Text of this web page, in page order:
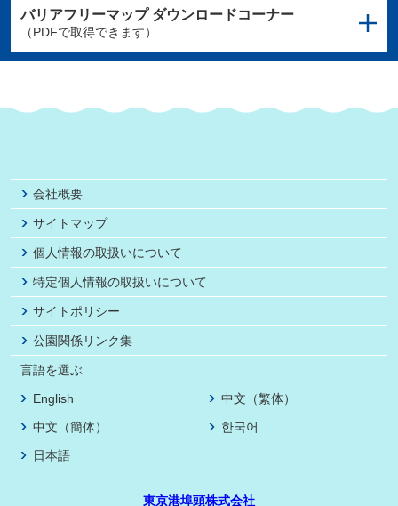
バリアフリーマップダウンロードコーナー
（PDFで取得できます）
会社概要
サイトマップ
個人情報の取扱いについて
特定個人情報の取扱いについて
サイトポリシー
公園関係リンク集
言語を選ぶ
English
中文（繁体）
中文（簡体）
한국어
日本語
東京港埠頭株式会社